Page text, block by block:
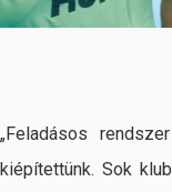
„Feladásos
kiépítettünk. Sok